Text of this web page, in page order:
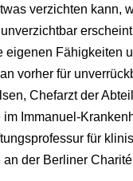
verzichten kann,
eigenen Fähigkeiten
vorher für
Chefarzt der
Immanuel-
für
der Berliner Charité